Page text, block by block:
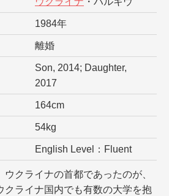
1984年
離婚
Son, 2014; Daughter,
2017
164cm
54kg
English Level：Fluent
ウクライナの首都であったのが、
クライナ国内でも有数の大学を抱